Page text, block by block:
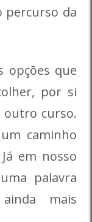
percurso da
opções que
por si
outro curso.
caminho
em nosso
palavra
mais